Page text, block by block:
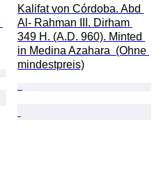
Kalifat von Córdoba. Abd
Al- Rahman III. Dirham
349 H. (A.D. 960). Minted
in Medina Azahara  (Ohne
mindestpreis)